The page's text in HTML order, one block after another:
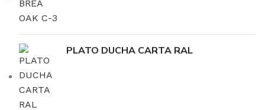
PLATO DUCHA CARTA RAL